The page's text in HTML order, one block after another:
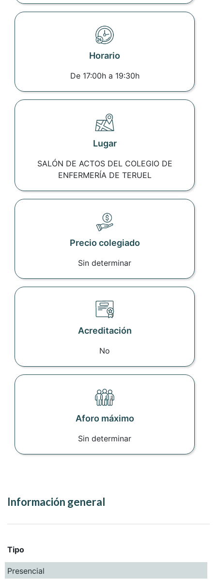
Horario
De 17:00h a 19:30h
Lugar
SALÓN DE ACTOS DEL COLEGIO DE
ENFERMERÍA DE TERUEL
Precio colegiado
Sin determinar
Acreditación
No
Aforo máximo
Sin determinar
Información general
Tipo
Presencial